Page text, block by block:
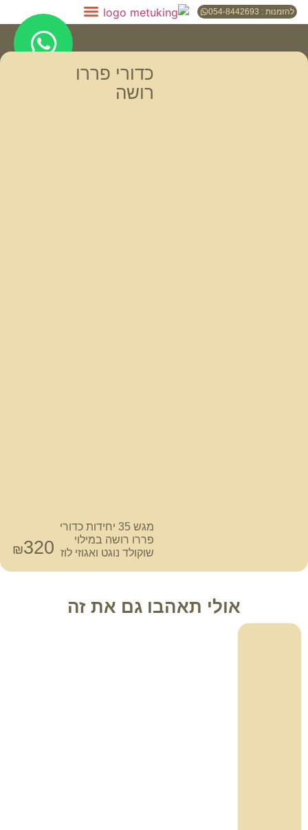
להזמנות : 054-8442693
כדורי פררו
רושה
מגש 35 יחידות כדורי
פררו רושה במילוי
שוקולד נוגט ואגוזי לוז
₪320
אולי תאהבו גם את זה